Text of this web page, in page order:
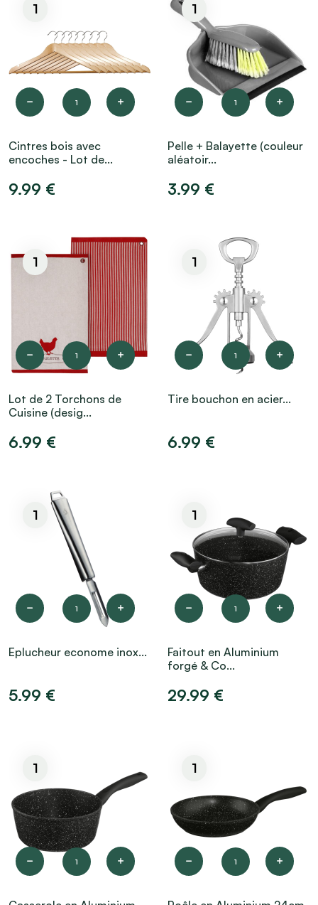
1
1
Cintres bois avec
encoches - Lot de...
9.99 €
1
1
Pelle + Balayette (couleur
aléatoir...
3.99 €
1
1
Lot de 2 Torchons de
Cuisine (desig...
6.99 €
1
1
Tire bouchon en acier...
6.99 €
1
1
Eplucheur econome inox...
5.99 €
1
1
Faitout en Aluminium
forgé & Co...
29.99 €
1
1
1
1